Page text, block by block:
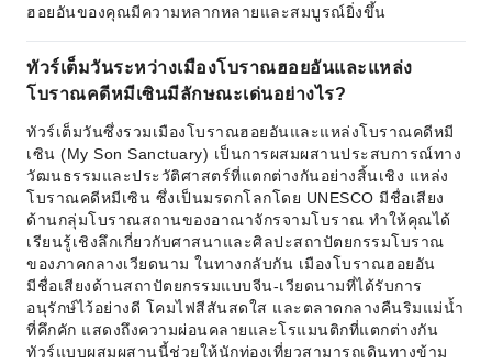
ฮอยอันของคุณมีความหลากหลายและสมบูรณ์ยิ่งขึ้น
ทัวร์เต็มวันระหว่างเมืองโบราณฮอยอันและแหล่ง
โบราณคดีหมีเซินมีลักษณะเด่นอย่างไร?
ทัวร์เต็มวันซึ่งรวมเมืองโบราณฮอยอันและแหล่งโบราณคดีหมี
เซิน (My Son Sanctuary) เป็นการผสมผสานประสบการณ์ทาง
วัฒนธรรมและประวัติศาสตร์ที่แตกต่างกันอย่างสิ้นเชิง แหล่ง
โบราณคดีหมีเซิน ซึ่งเป็นมรดกโลกโดย UNESCO มีชื่อเสียง
ด้านกลุ่มโบราณสถานของอาณาจักรจามโบราณ ทำให้คุณได้
เรียนรู้เชิงลึกเกี่ยวกับศาสนาและศิลปะสถาปัตยกรรมโบราณ
ของภาคกลางเวียดนาม ในทางกลับกัน เมืองโบราณฮอยอัน
มีชื่อเสียงด้านสถาปัตยกรรมแบบจีน-เวียดนามที่ได้รับการ
อนุรักษ์ไว้อย่างดี โคมไฟสีสันสดใส และตลาดกลางคืนริมแม่น้ำ
ที่คึกคัก แสดงถึงความผ่อนคลายและโรแมนติกที่แตกต่างกัน
ทัวร์แบบผสมผสานนี้ช่วยให้นักท่องเที่ยวสามารถเดินทางข้าม